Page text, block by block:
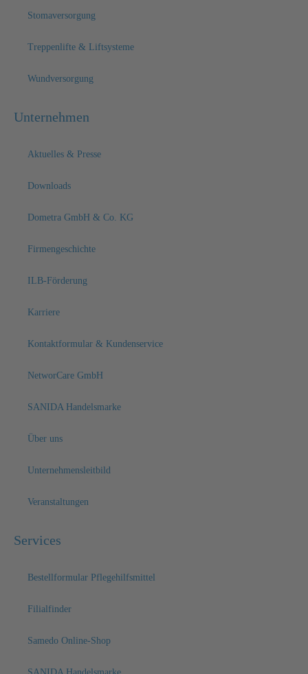
Stomaversorgung
Treppenlifte & Liftsysteme
Wundversorgung
Unternehmen
Aktuelles & Presse
Downloads
Dometra GmbH & Co. KG
Firmengeschichte
ILB-Förderung
Karriere
Kontaktformular & Kundenservice
NetworCare GmbH
SANIDA Handelsmarke
Über uns
Unternehmensleitbild
Veranstaltungen
Services
Bestellformular Pflegehilfsmittel
Filialfinder
Samedo Online-Shop